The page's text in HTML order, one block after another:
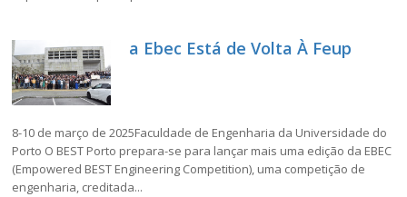
a Ebec Está de Volta À Feup
8-10 de março de 2025Faculdade de Engenharia da Universidade do
Porto O BEST Porto prepara-se para lançar mais uma edição da EBEC
(Empowered BEST Engineering Competition), uma competição de
engenharia, creditada...